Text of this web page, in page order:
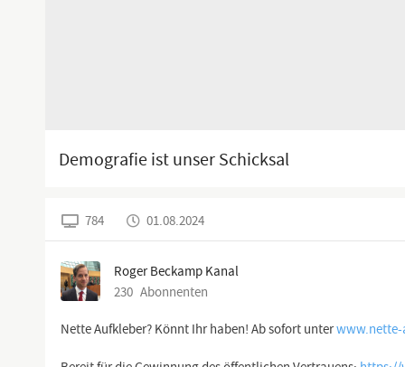
Demografie ist unser Schicksal
784 01.08.2024
Roger Beckamp Kanal
230 Abonnenten
Nette Aufkleber? Könnt Ihr haben! Ab sofort unterwww.nette-